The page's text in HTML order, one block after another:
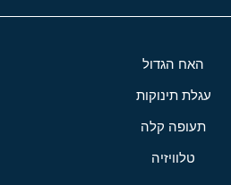
האח הגדול
עגלת תינוקות
תעופה קלה
טלוויזיה